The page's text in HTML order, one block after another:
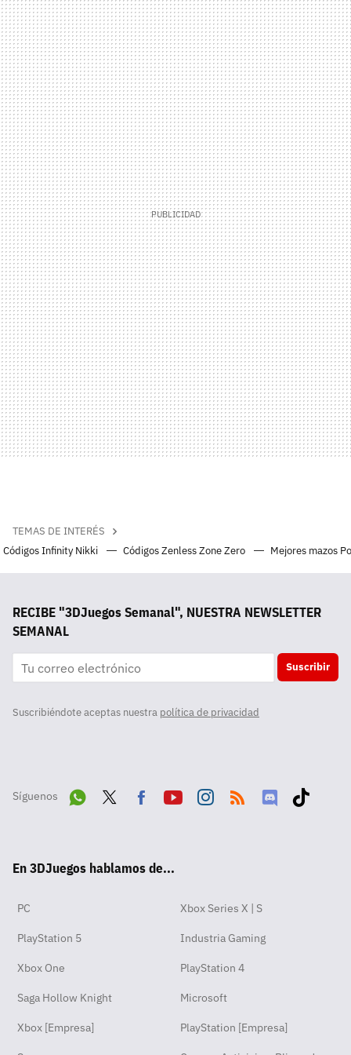
TEMAS DE INTERÉS
Códigos Infinity Nikki
Códigos Zenless Zone Zero Mejores mazos
RECIBE "3DJuegos Semanal", NUESTRA NEWSLETTER
SEMANAL
Suscribir
Suscribiéndote aceptas nuestra política de privacidad
Síguenos
pp
ok
En 3DJuegos hablamos de...
PC Xbox Series X | S
PlayStation 5 Industria Gaming
Xbox One PlayStation 4
Saga Hollow Knight Microsoft
Xbox [Empresa] PlayStation [Empresa]